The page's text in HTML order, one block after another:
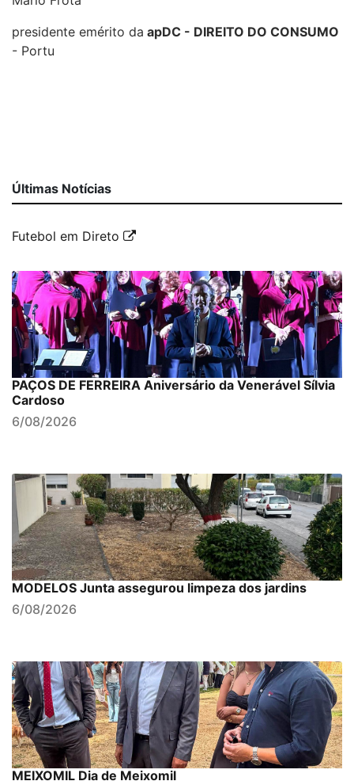
presidente emérito da apDC - DIREITO DO CONSUMO
- Portu
Últimas Notícias
Futebol em Direto
PAÇOS DE FERREIRA Aniversário da Venerável Sílvia
Cardoso
6/08/2026
MODELOS Junta assegurou limpeza dos jardins
6/08/2026
MEIXOMIL Dia de Meixomil